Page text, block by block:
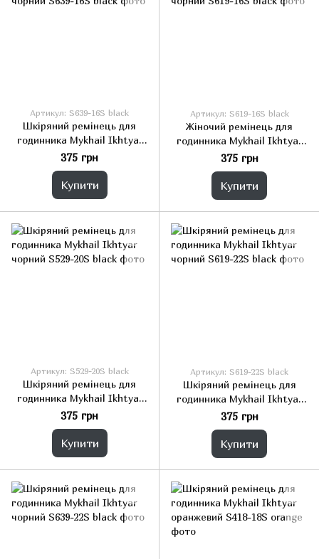
Артикул: S639-16S black
Шкіряний ремінець для
годинника Mykhail Ikhtyar
чорний
375 грн
Купити
Артикул: S619-16S black
Жіночий ремінець для
годинника Mykhail Ikhtyar
чорний
375 грн
Купити
Артикул: S529-20S black
Шкіряний ремінець для
годинника Mykhail Ikhtyar
чорний
375 грн
Купити
Артикул: S619-22S black
Шкіряний ремінець для
годинника Mykhail Ikhtyar
чорний
375 грн
Купити